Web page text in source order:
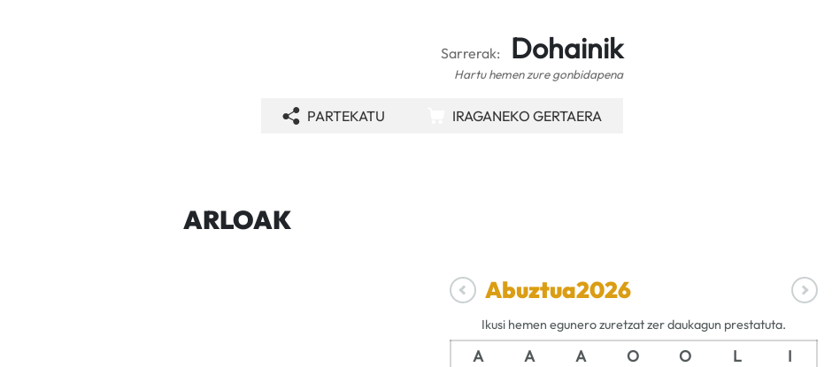
Sarrerak: Dohainik
Hartu hemen zure gonbidapena
PARTEKATU IRAGANEKO GERTAERA
ARLOAK
Abuztua2026
Ikusi hemen egunero zuretzat zer daukagun prestatuta.
A A A O O L I